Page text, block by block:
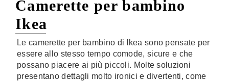
Camerette per bambino
Ikea
Le camerette per bambino di Ikea sono pensate per
essere allo stesso tempo comode, sicure e che
possano piacere ai più piccoli. Molte soluzioni
presentano dettagli molto ironici e divertenti, come